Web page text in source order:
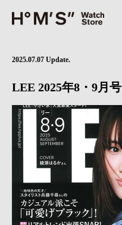
2025.07.07 Update.
LEE 2025年8・9月号